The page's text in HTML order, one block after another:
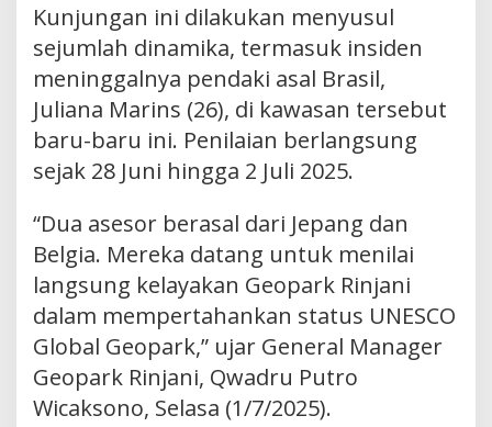
Kunjungan ini dilakukan menyusul
sejumlah dinamika, termasuk insiden
meninggalnya pendaki asal Brasil,
Juliana Marins (26), di kawasan tersebut
baru-baru ini. Penilaian berlangsung
sejak 28 Juni hingga 2 Juli 2025.
“Dua asesor berasal dari Jepang dan
Belgia. Mereka datang untuk menilai
langsung kelayakan Geopark Rinjani
dalam mempertahankan status UNESCO
Global Geopark,” ujar General Manager
Geopark Rinjani, Qwadru Putro
Wicaksono, Selasa (1/7/2025).